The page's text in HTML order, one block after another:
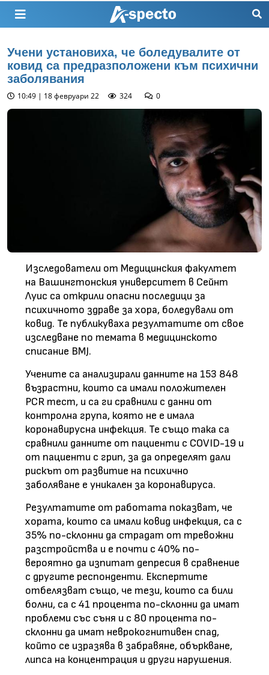
Учени установиха, че боледувалите от
ковид са предразположени към психични
заболявания
10:49 | 18 февруари 22 324 0
Изследователи от Медицинския факултет
на Вашингтонския университет в Сейнт
Луис са открили опасни последици за
психичното здраве за хора, боледували от
ковид. Те публикуваха резултатите от свое
изследване по темата в медицинското
списание BMJ.
Учените са анализирали данните на 153 848
възрастни, които са имали положителен
PCR тест, и са ги сравнили с данни от
контролна група, която не е имала
коронавирусна инфекция. Те също така са
сравнили данните от пациенти с COVID-19 и
от пациенти с грип, за да определят дали
рискът от развитие на психично
заболяване е уникален за коронавируса.
Резултатите от работата показват, че
хората, които са имали ковид инфекция, са с
35% по-склонни да страдат от тревожни
разстройства и е почти с 40% по-
вероятно да изпитат депресия в сравнение
с другите респонденти. Експертите
отбелязват също, че тези, които са били
болни, са с 41 процента по-склонни да имат
проблеми със съня и с 80 процента по-
склонни да имат неврокогнитивен спад,
който се изразява в забравяне, объркване,
липса на концентрация и други нарушения.